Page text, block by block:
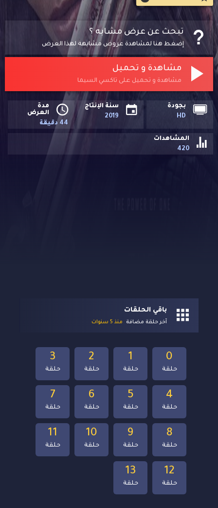
تبحث عن عرض مشابه ؟
إضغط هنا لمشاهدة عروض مشابهة لهذا العرض
مشاهدة و تحميل
مشاهدة و تحميل على تاكسي السيما
بجودة
HD
سنة الإنتاج
2019
مدة
العرض
44 دقيقة
المشاهدات
420
باقي الحلقات
آخر حلقة مضافة منذ 5 سنوات
13
حلقة
12
حلقة
11
حلقة
10
حلقة
9
حلقة
8
حلقة
7
حلقة
6
حلقة
5
حلقة
4
حلقة
3
حلقة
2
حلقة
1
حلقة
0
حلقة